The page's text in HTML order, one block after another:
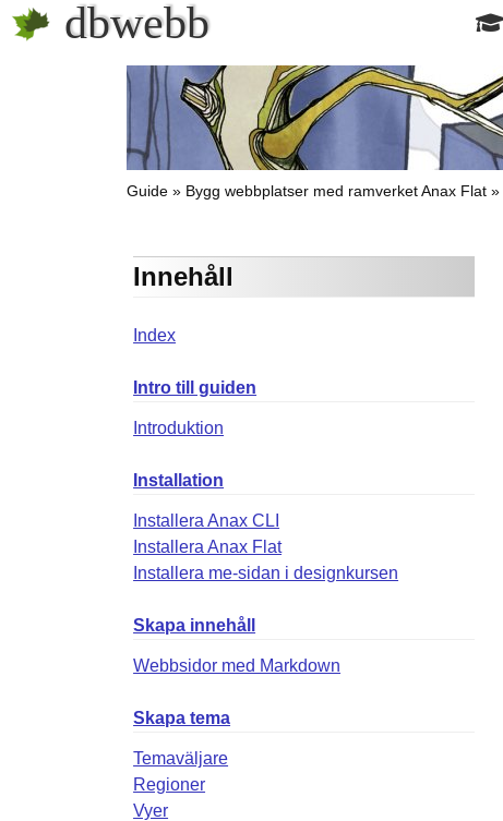
dbwebb
Guide Bygg webbplatser med ramverket Anax Flat
Innehåll
Index
Intro till guiden
Introduktion
Installation
Installera Anax CLI
Installera Anax Flat
Installera me-sidan i designkursen
Skapa innehåll
Webbsidor med Markdown
Skapa tema
Temaväljare
Regioner
Vyer